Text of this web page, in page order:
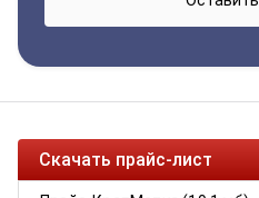
Скачать прайс-лист